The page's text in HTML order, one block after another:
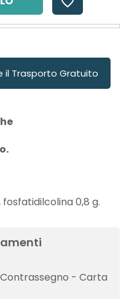
il Trasporto Gratuito
fosfatidilcolina 0,8 g.
- Carta